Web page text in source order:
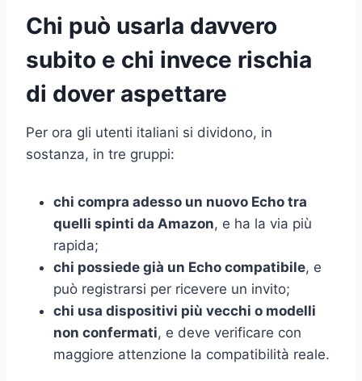
Chi può usarla davvero
subito e chi invece rischia
di dover aspettare
Per ora gli utenti italiani si dividono, in
sostanza, in tre gruppi:
chi compra adesso un nuovo Echo tra
quelli spinti da Amazon, e ha la via più
rapida;
chi possiede già un Echo compatibile, e
può registrarsi per ricevere un invito;
chi usa dispositivi più vecchi o modelli
non confermati, e deve verificare con
maggiore attenzione la compatibilità reale.